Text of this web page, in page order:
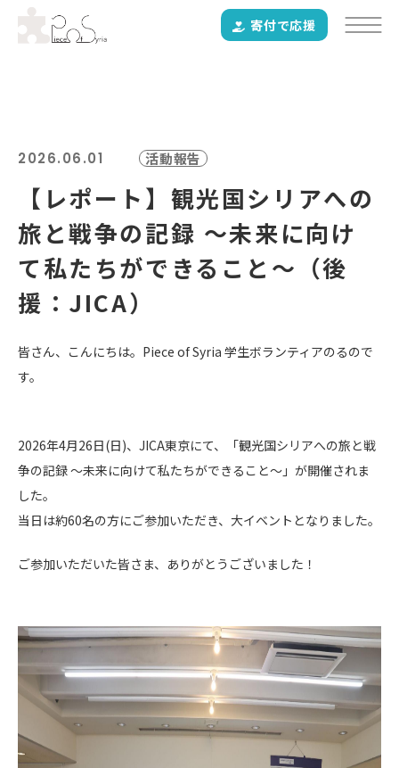
寄付で応援
2026.06.01 活動報告
【レポート】観光国シリアへの
旅と戦争の記録 〜未来に向け
て私たちができること〜（後
援：JICA）
皆さん、こんにちは。Piece of Syria 学生ボランティアのるので
す。
2026年4月26日(日)、JICA東京にて、「観光国シリアへの旅と戦
争の記録 〜未来に向けて私たちができること〜」が開催されま
した。
当日は約60名の方にご参加いただき、大イベントとなりました。
ご参加いただいた皆さま、ありがとうございました！